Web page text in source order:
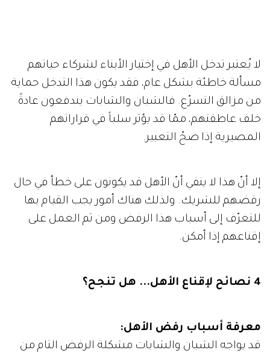
لا يُعتبر تدخل الأهل في إختيار الأبناء لشركاء حياتهم
مسألة خاطئة بشكل عام، فقد يكون هذا التدخل حماية
من مزالق التسرّع. فالشبان والشابات يندفعون عادةً
خلف عاطفتهم، ممّا قد يؤثر سلباً في قراراتهم
المصيرية إذا صحّ التعبير.
إلا أنّ هذا لا ينفي أنّ الأهل قد يكونون على خطأ في حال
رفضهم للشريك. ولذلك هناك أمور يجب القيام بها
للتعرّف إلى أسباب هذا الرفض ومن ثم العمل على
إقناعهم إذا أمكن.
4 نصائح لإقناع الأهل... هل تنجح؟
معرفة أسباب رفض الأهل:
قد يواجه الشبان والشابات مشكلة الرفض التام من